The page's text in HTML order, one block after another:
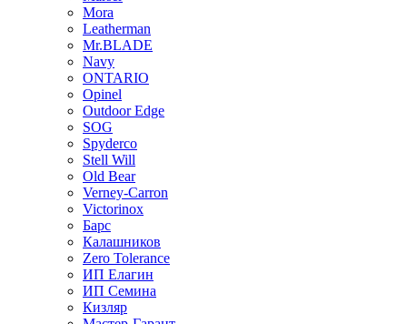
Mora
Leatherman
Mr.BLADE
Navy
ONTARIO
Opinel
Outdoor Edge
SOG
Spyderco
Stell Will
Old Bear
Verney-Carron
Victorinox
Барс
Калашников
Zero Tolerance
ИП Елагин
ИП Семина
Кизляр